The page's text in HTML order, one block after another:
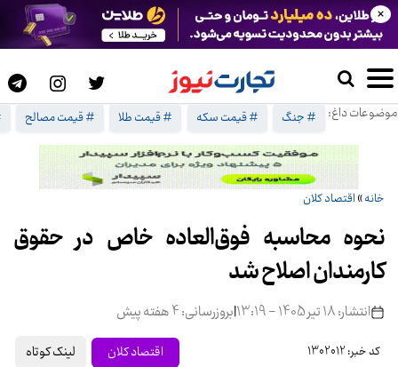
موضوعات داغ: # جنگ # قیمت سکه # قیمت طلا # قیمت مصالح
×
خانه» اقتصاد کلان
نحوه محاسبه فوق‌العاده خاص در حقوق
کارمندان اصلاح شد
انتشار: 18 تیر 1405 - 13:19 |بروزرسانی: 4 هفته پیش
کد خبر: 1302012 اقتصاد کلان لینک کوتاه